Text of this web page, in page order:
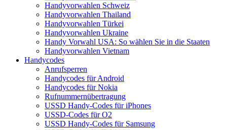
Handyvorwahlen Schweiz
Handyvorwahlen Thailand
Handyvorwahlen Türkei
Handyvorwahlen Ukraine
Handy Vorwahl USA: So wählen Sie in die Staaten
Handyvorwahlen Vietnam
Handycodes
Anrufsperren
Handycodes für Android
Handycodes für Nokia
Rufnummernübertragung
USSD Handy-Codes für iPhones
USSD-Codes für O2
USSD Handy-Codes für Samsung